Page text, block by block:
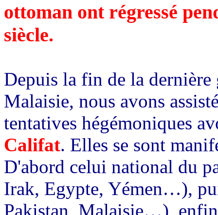
ottoman ont régressé
siècle.
Depuis la fin de la
Malaisie, nous avons
tentatives hégémoniques
Califat. Elles se sont
D'abord celui national du
Irak, Egypte, Yémen…),
Pakistan, Malaisie…),